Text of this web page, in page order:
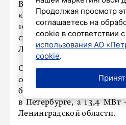
В первые три месяца
«Россети Ленэнерго»
1076 объектов малого и
своим электрическим
Ленинградской области.
Общая мощность
составила 28,9 МВт. Из
было выделено для
в Петербурге, а 13,4 МВт
Ленинградской области.
Продолжая просмотр
соглашаетесь на
cookie в соответствии с
использования АО
cookie.